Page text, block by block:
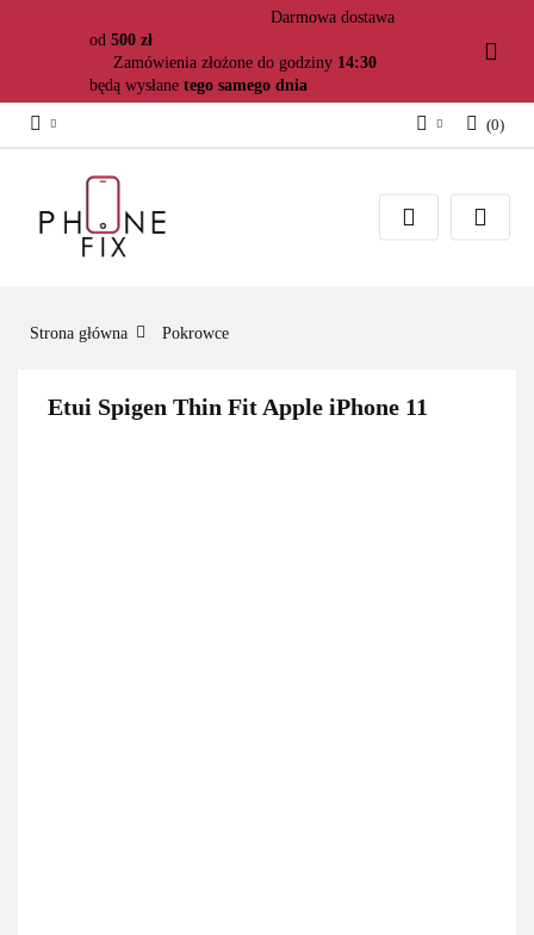
Darmowa dostawa
od 500 zł
Zamówienia złożone do godziny 14:30
będą wysłane tego samego dnia
Załóż konto
(0)
Strona główna Pokrowce
Etui Spigen Thin Fit Apple iPhone 11